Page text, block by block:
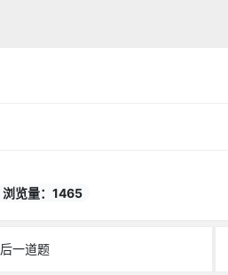
浏览量：1465
后一道题